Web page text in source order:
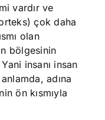
vardır ve
çok daha
olan
bölgesinin
insanı insan
adına
ön kısmıyla